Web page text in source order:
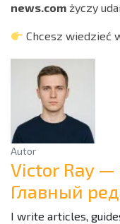
news.com życzy
Chcesz wiedzieć
Autor
Victor Ray —
Главный
I write articles,